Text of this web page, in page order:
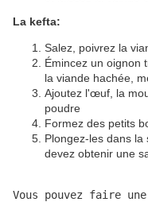
La kefta:
Salez, poivrez la
Émincez un oignon
la viande hachée,
Ajoutez l'œuf, la
poudre
Formez des petits
Plongez-les dans
devez obtenir une
Vous pouvez faire